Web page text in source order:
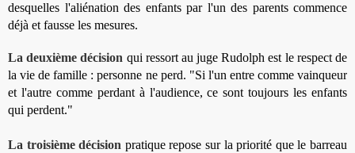
desquelles l'aliénation des enfants par l'un des parents commence
déjà et fausse les mesures.
La deuxième décision qui ressort au juge Rudolph est le respect de
la vie de famille : personne ne perd. "Si l'un entre comme vainqueur
et l'autre comme perdant à l'audience, ce sont toujours les enfants
qui perdent."
La troisième décision pratique repose sur la priorité que le barreau